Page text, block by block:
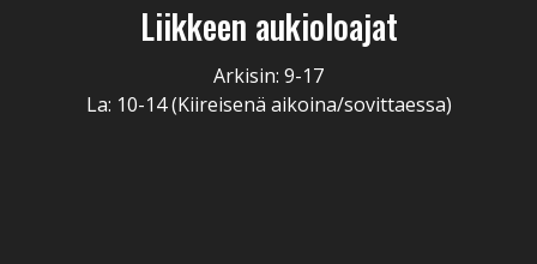
Liikkeen aukioloajat
Arkisin: 9-17
La: 10-14 (Kiireisenä aikoina/sovittaessa)